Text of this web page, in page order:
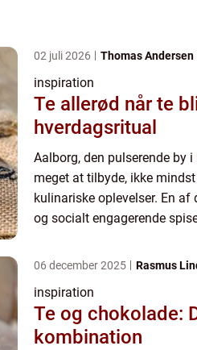
02 juli 2026 Thomas Andersen
inspiration
Te allerød når te bliver et
hverdagsritual
Aalborg, den pulserende by
meget at tilbyde, ikke
kulinariske oplevelser. En
og socialt engagerende
06 december 2025 Rasmus
inspiration
Te og chokolade:
kombination